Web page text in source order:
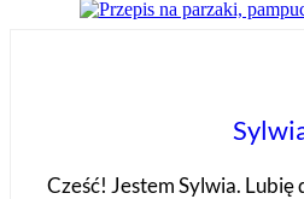
Cześć! Jestem Sylwia. Lubię